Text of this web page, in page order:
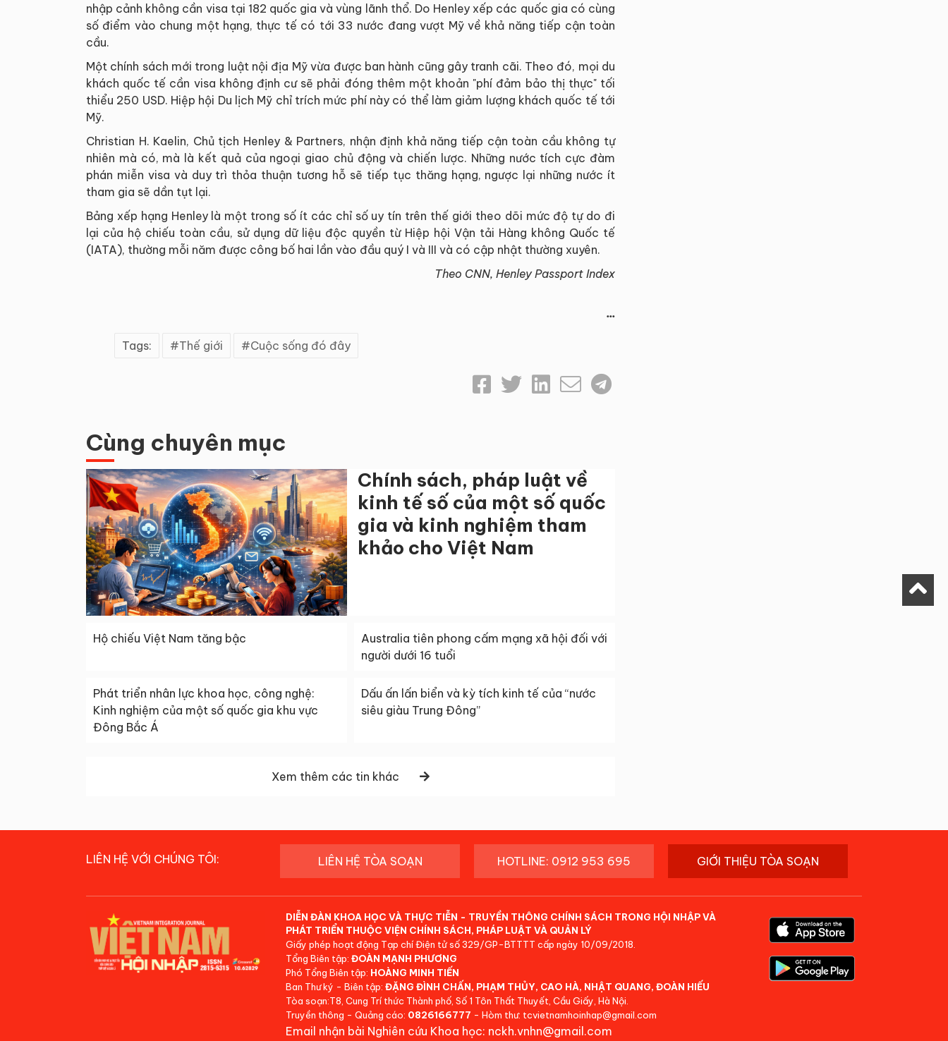
nhập cảnh không cần visa tại 182 quốc gia và vùng lãnh thổ. Do Henley xếp các quốc gia có cùng
số điểm vào chung một hạng, thực tế có tới 33 nước đang vượt Mỹ về khả năng tiếp cận toàn
cầu.
Một chính sách mới trong luật nội địa Mỹ vừa được ban hành cũng gây tranh cãi. Theo đó, mọi du
khách quốc tế cần visa không định cư sẽ phải đóng thêm một khoản "phí đảm bảo thị thực" tối
thiểu 250 USD. Hiệp hội Du lịch Mỹ chỉ trích mức phí này có thể làm giảm lượng khách quốc tế tới
Mỹ.
Christian H. Kaelin, Chủ tịch Henley & Partners, nhận định khả năng tiếp cận toàn cầu không tự
nhiên mà có, mà là kết quả của ngoại giao chủ động và chiến lược. Những nước tích cực đàm
phán miễn visa và duy trì thỏa thuận tương hỗ sẽ tiếp tục thăng hạng, ngược lại những nước ít
tham gia sẽ dần tụt lại.
Bảng xếp hạng Henley là một trong số ít các chỉ số uy tín trên thế giới theo dõi mức độ tự do đi
lại của hộ chiếu toàn cầu, sử dụng dữ liệu độc quyền từ Hiệp hội Vận tải Hàng không Quốc tế
(IATA), thường mỗi năm được công bố hai lần vào đầu quý I và III và có cập nhật thường xuyên.
Theo CNN, Henley Passport Index
...
Tags: Thế giới Cuộc sống đó đây
Cùng chuyên mục
Chính sách, pháp luật về
kinh tế số của một số quốc
gia và kinh nghiệm tham
khảo cho Việt Nam
Hộ chiếu Việt Nam tăng bậc
Australia tiên phong cấm mạng xã hội đối với
người dưới 16 tuổi
Phát triển nhân lực khoa học, công nghệ:
Kinh nghiệm của một số quốc gia khu vực
Đông Bắc Á
Dấu ấn lấn biển và kỳ tích kinh tế của “nước
siêu giàu Trung Đông”
Xem thêm các tin khác
LIÊN HỆ VỚI CHÚNG TÔI: LIÊN HỆ TÒA SOẠN HOTLINE: 0912 953 695 GIỚI THIỆU TÒA SOẠN
DIỄN ĐÀN KHOA HỌC VÀ THỰC TIỄN - TRUYỀN THÔNG CHÍNH SÁCH TRONG HỘI NHẬP VÀ
PHÁT TRIỂN THUỘC VIỆN CHÍNH SÁCH, PHÁP LUẬT VÀ QUẢN LÝ
Giấy phép hoạt động Tạp chí Điện tử số 329/GP-BTTTT cấp ngày 10/09/2018.
Tổng Biên tập: ĐOÀN MẠNH PHƯƠNG
Phó Tổng Biên tập: HOÀNG MINH TIẾN
Ban Thư ký - Biên tập: ĐẶNG ĐÌNH CHẤN, PHẠM THỦY, CAO HÀ, NHẬT QUANG, ĐOÀN HIẾU
Tòa soạn:T8, Cung Trí thức Thành phố, Số 1 Tôn Thất Thuyết, Cầu Giấy, Hà Nội.
Truyền thông - Quảng cáo: 0826166777 - Hòm thư: tcvietnamhoinhap@gmail.com
Email nhận bài Nghiên cứu Khoa học: nckh.vnhn@gmail.com